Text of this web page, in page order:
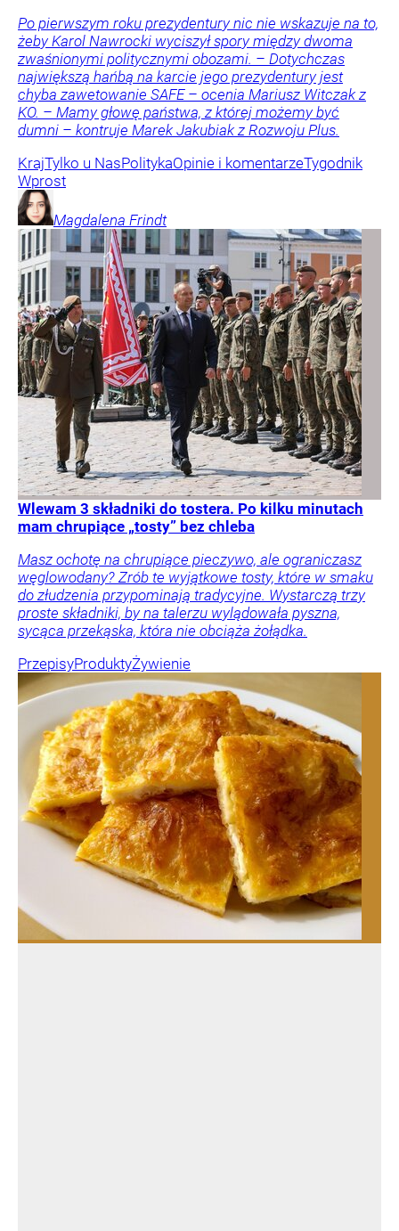
Po pierwszym roku prezydentury nic nie wskazuje na to,
żeby Karol Nawrocki wyciszył spory między dwoma
zwaśnionymi politycznymi obozami. – Dotychczas
największą hańbą na karcie jego prezydentury jest
chyba zawetowanie SAFE – ocenia Mariusz Witczak z
KO. – Mamy głowę państwa, z której możemy być
dumni – kontruje Marek Jakubiak z Rozwoju Plus.
KrajTylko u NasPolitykaOpinie i komentarzeTygodnik
Wprost
Magdalena Frindt
Wlewam 3 składniki do tostera. Po kilku minutach
mam chrupiące „tosty” bez chleba
Masz ochotę na chrupiące pieczywo, ale ograniczasz
węglowodany? Zrób te wyjątkowe tosty, które w smaku
do złudzenia przypominają tradycyjne. Wystarczą trzy
proste składniki, by na talerzu wylądowała pyszna,
sycąca przekąska, która nie obciąża żołądka.
PrzepisyProduktyŻywienie